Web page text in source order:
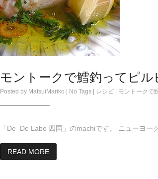
モントークで鱈釣ってピル
Posted by MatsuiMariko | No Tags | レシピ モントークで
「De_De Labo 四国」のmachiです。 ニューヨ
READ MORE